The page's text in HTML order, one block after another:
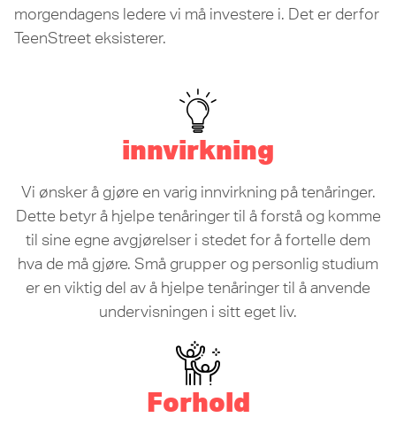
morgendagens ledere vi må investere i. Det er derfor
TeenStreet eksisterer.
innvirkning
Vi ønsker å gjøre en varig innvirkning på tenåringer.
Dette betyr å hjelpe tenåringer til å forstå og komme
til sine egne avgjørelser i stedet for å fortelle dem
hva de må gjøre. Små grupper og personlig studium
er en viktig del av å hjelpe tenåringer til å anvende
undervisningen i sitt eget liv.
Forhold